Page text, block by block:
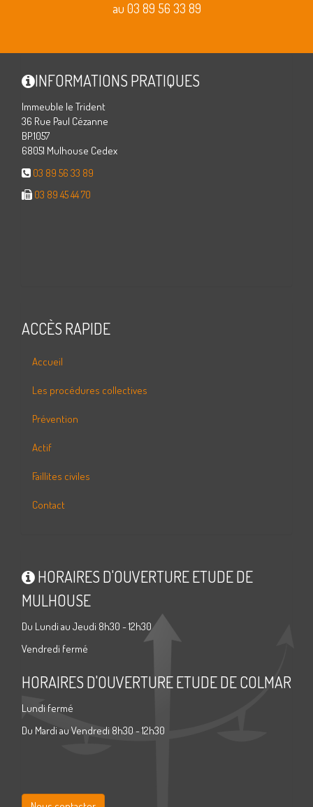
au 03 89 56 33 89
INFORMATIONS PRATIQUES
Immeuble le Trident
36 Rue Paul Cézanne
BP.1057
68051 Mulhouse Cedex
03 89 56 33 89
03 89 45 44 70
ACCÈS RAPIDE
Accueil
Les procédures collectives
Prévention
Actif
Faillites civiles
Contact
HORAIRES D'OUVERTURE ETUDE DE
MULHOUSE
Du Lundi au Jeudi 8h30 - 12h30
Vendredi fermé
HORAIRES D'OUVERTURE ETUDE DE COLMAR
Lundi fermé
Du Mardi au Vendredi 8h30 - 12h30